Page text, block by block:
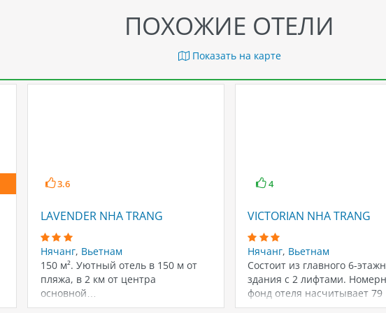
ПОХОЖИЕ ОТЕЛИ
Показать на карте
3.6
LAVENDER NHA TRANG
Нячанг, Вьетнам
150 м². Уютный отель в 150 м от
пляжа, в 2 км от центра
основной…
4
VICTORIAN NHA TRANG
Нячанг, Вьетнам
Состоит из главного 6-
здания с 2 лифтами.
фонд отеля насчитывает 79
номеров. К…